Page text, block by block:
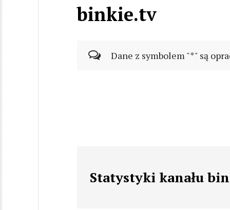
binkie.tv
Dane z symbolem "*" są
Statystyki kanału